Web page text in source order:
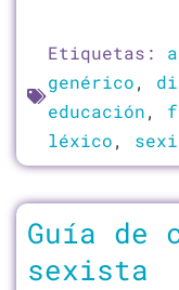
Etiquetas:
genérico,
educación,
léxico,
Guía de
sexista